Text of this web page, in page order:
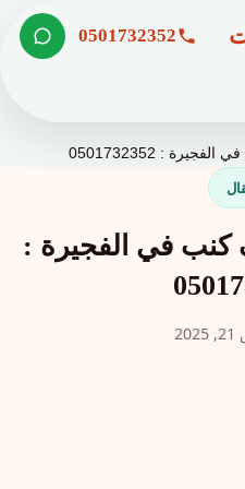
0501732352
: 0501732352
في الفجيرة :